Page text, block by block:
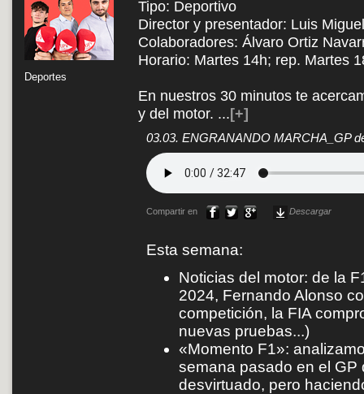
Deportes
Tipo: Deportivo
Director y presentador: Luis
Colaboradores: Álvaro Ortiz
Horario: Martes 14h; rep. Martes
En nuestros 30 minutos te
y del motor. ...[+]
03.03. ENGRANANDO MARCHA_GP
Compartir en Descargar
Esta semana:
Noticias del motor: de la
2024, Fernando Alonso
competición, la FIA
nuevas pruebas...)
«Momento F1»:
semana pasado en el
desvirtuado, pero